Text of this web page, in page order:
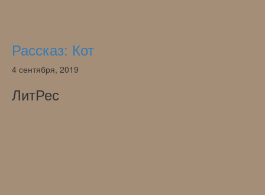
Рассказ: Кот
4 сентября, 2019
ЛитРес